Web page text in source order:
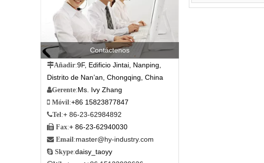
Contáctenos
Añadir:9F, Edificio Jintai, Nanping,
Distrito de Nan’an, Chongqing, China
Gerente:Ms. Ivy Zhang
 Móvil :+86 15823877847
Tel :+ 86-23-62984892
 Fax:+ 86-23-62940030
 Email :master@hy-industry.com
 Skype:daisy_taoyy